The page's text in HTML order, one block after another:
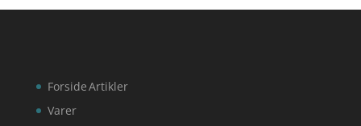
Forside
Varer
Artikler